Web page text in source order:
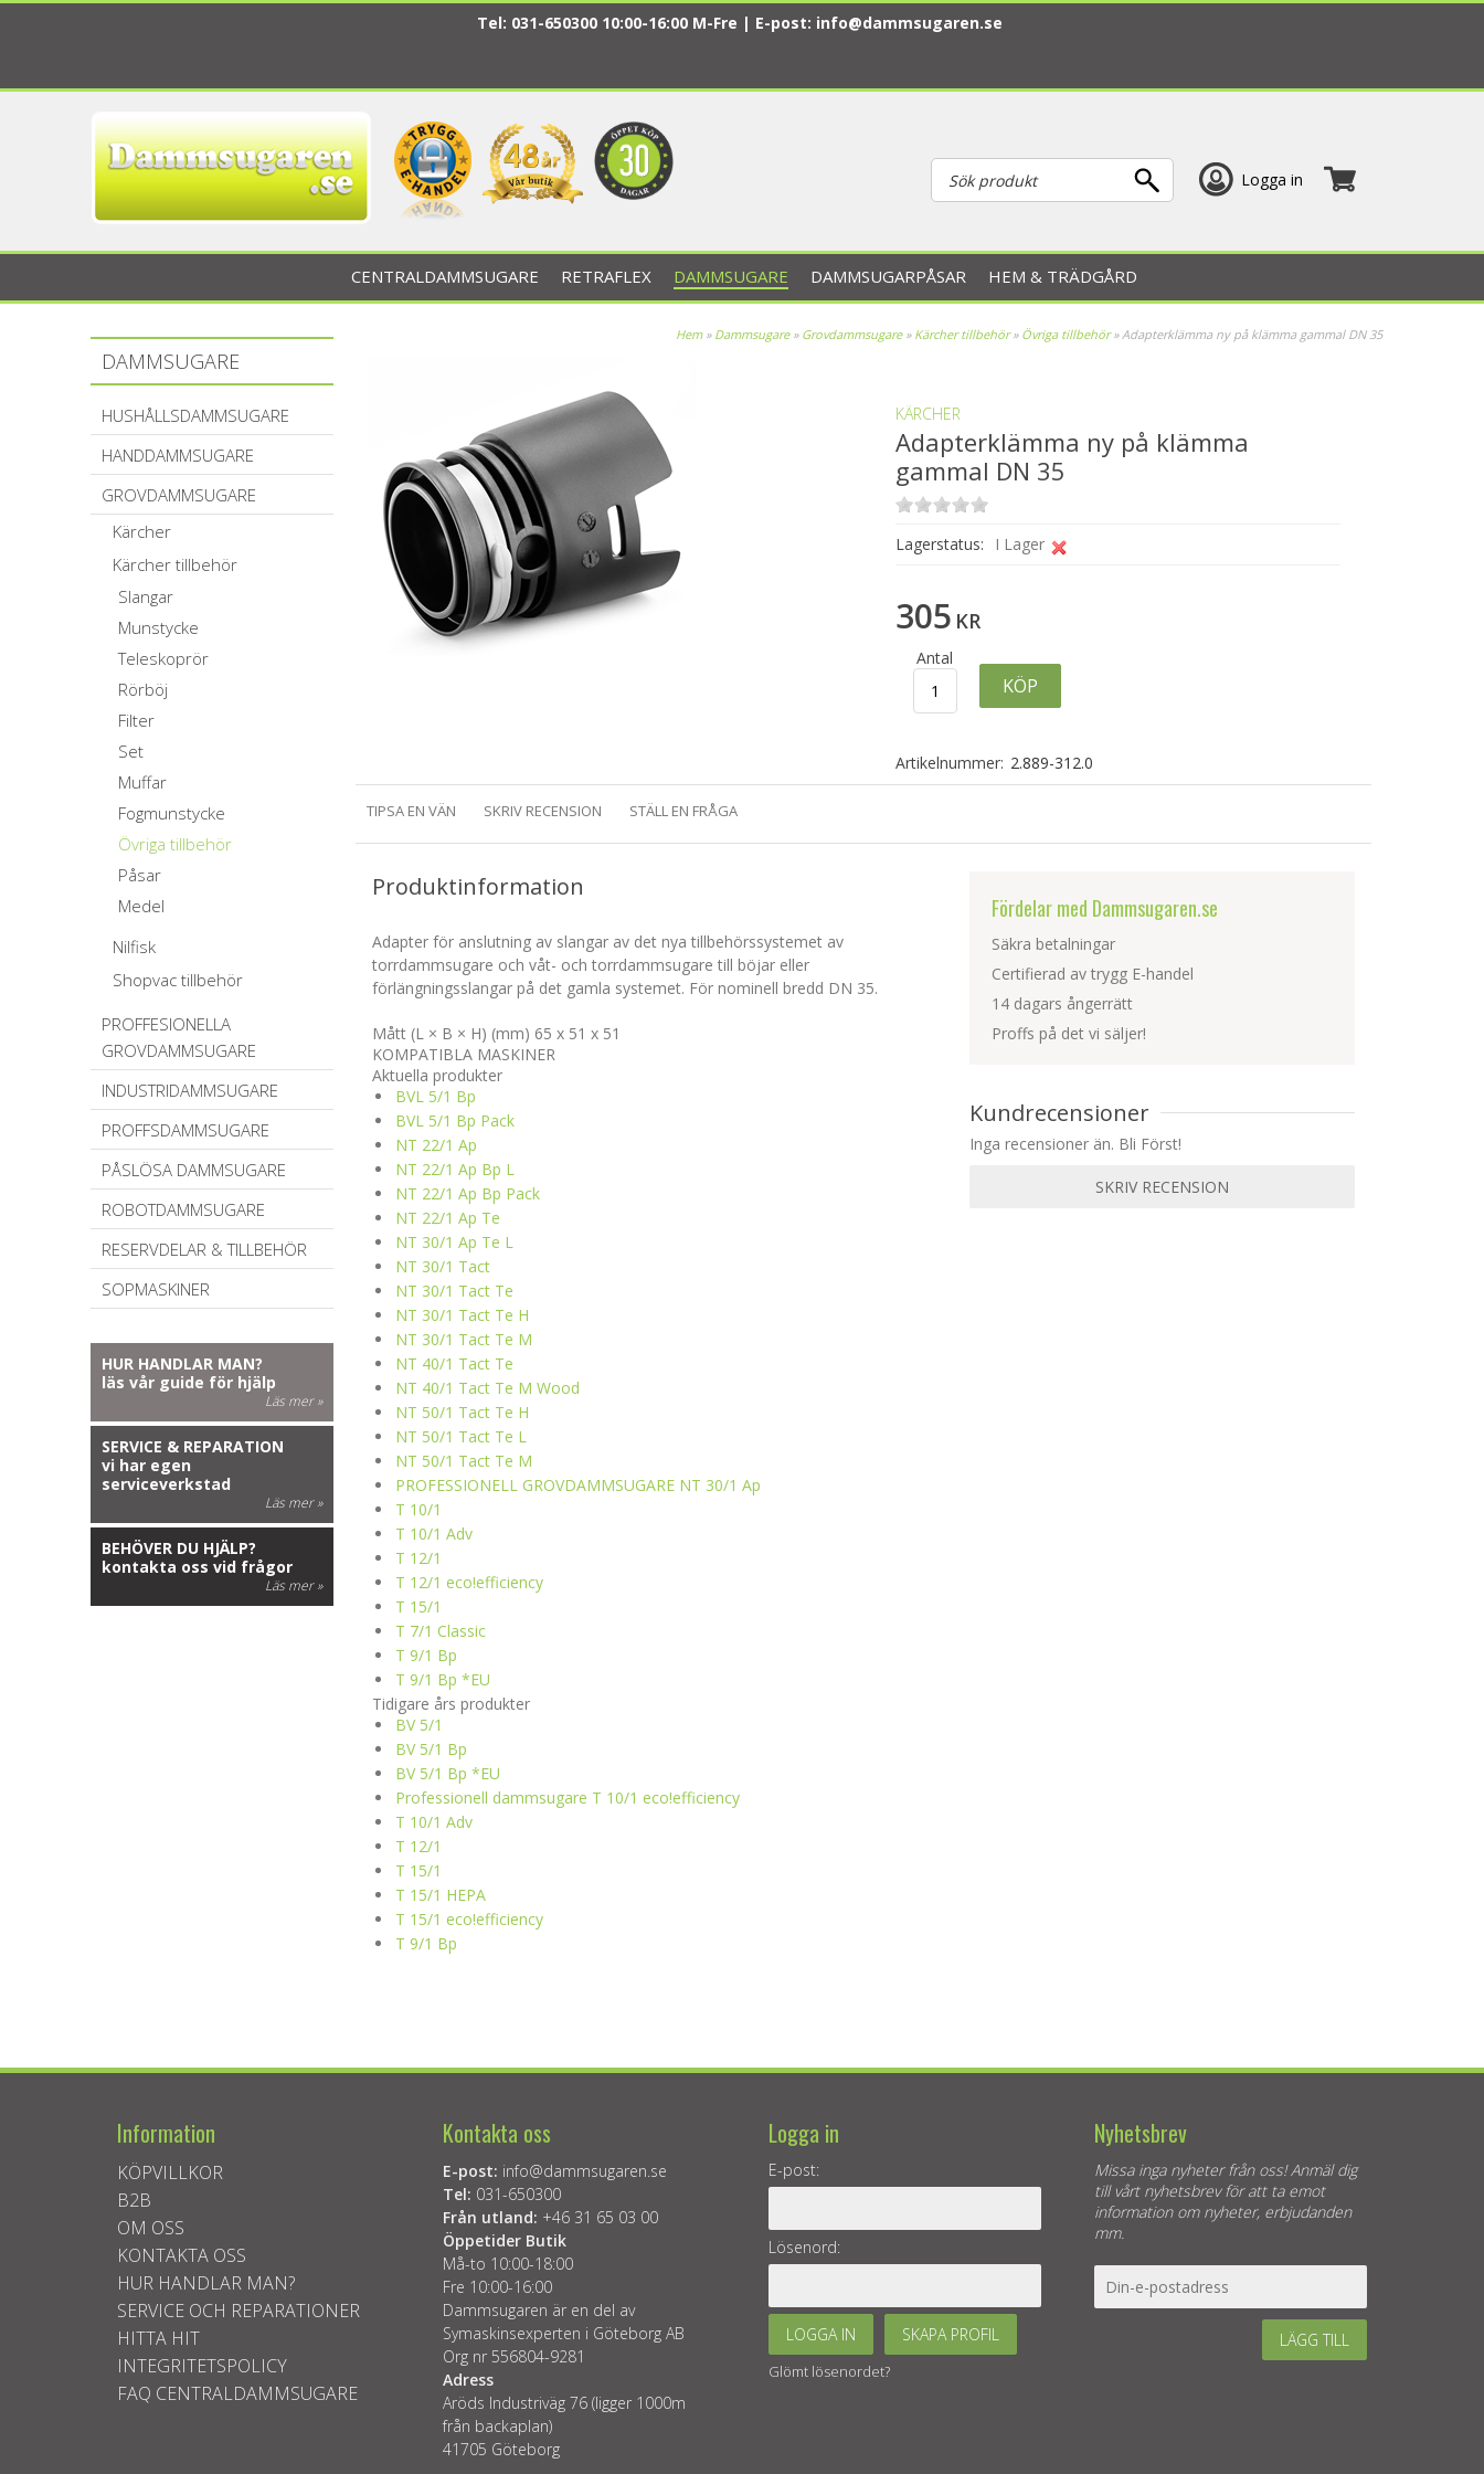
Tel: 031-650300 10:00-16:00 M-Fre | E-post: info@dammsugaren.se
Logga in
CENTRALDAMMSUGARE RETRAFLEX DAMMSUGARE DAMMSUGARPÅSAR HEM & TRÄDGÅRD
DAMMSUGARE
HUSHÅLLSDAMMSUGARE
HANDDAMMSUGARE
GROVDAMMSUGARE
Kärcher
Kärcher tillbehör
Slangar
Munstycke
Teleskoprör
Rörböj
Filter
Set
Muffar
Fogmunstycke
Övriga tillbehör
Påsar
Medel
Nilfisk
Shopvac tillbehör
PROFFESIONELLA
GROVDAMMSUGARE
INDUSTRIDAMMSUGARE
PROFFSDAMMSUGARE
PÅSLÖSA DAMMSUGARE
ROBOTDAMMSUGARE
RESERVDELAR & TILLBEHÖR
SOPMASKINER
HUR HANDLAR MAN?
läs vår guide för hjälp
Läs mer »
SERVICE & REPARATION
vi har egen
serviceverkstad
Läs mer »
BEHÖVER DU HJÄLP?
kontakta oss vid frågor
Läs mer »
Hem» Dammsugare» Grovdammsugare» Kärcher tillbehör» Övriga tillbehör»Adapterklämma ny på klämma gammal DN 35
KÄRCHER
Adapterklämma ny på klämma
gammal DN 35
Lagerstatus: I Lager
305 KR
Antal
KÖP
Artikelnummer: 2.889-312.0
TIPSA EN VÄN SKRIV RECENSION STÄLL EN FRÅGA
Produktinformation
Adapter för anslutning av slangar av det nya tillbehörssystemet av
torrdammsugare och våt- och torrdammsugare till böjar eller
förlängningsslangar på det gamla systemet. För nominell bredd DN 35.
Mått (L × B × H) (mm) 65 x 51 x 51
KOMPATIBLA MASKINER
Aktuella produkter
BVL 5/1 Bp
BVL 5/1 Bp Pack
NT 22/1 Ap
NT 22/1 Ap Bp L
NT 22/1 Ap Bp Pack
NT 22/1 Ap Te
NT 30/1 Ap Te L
NT 30/1 Tact
NT 30/1 Tact Te
NT 30/1 Tact Te H
NT 30/1 Tact Te M
NT 40/1 Tact Te
NT 40/1 Tact Te M Wood
NT 50/1 Tact Te H
NT 50/1 Tact Te L
NT 50/1 Tact Te M
PROFESSIONELL GROVDAMMSUGARE NT 30/1 Ap
T 10/1
T 10/1 Adv
T 12/1
T 12/1 eco!efficiency
T 15/1
T 7/1 Classic
T 9/1 Bp
T 9/1 Bp *EU
Tidigare års produkter
BV 5/1
BV 5/1 Bp
BV 5/1 Bp *EU
Professionell dammsugare T 10/1 eco!efficiency
T 10/1 Adv
T 12/1
T 15/1
T 15/1 HEPA
T 15/1 eco!efficiency
T 9/1 Bp
Fördelar med Dammsugaren.se
Säkra betalningar
Certifierad av trygg E-handel
14 dagars ångerrätt
Proffs på det vi säljer!
Kundrecensioner
Inga recensioner än. Bli Först!
SKRIV RECENSION
Information
KÖPVILLKOR
B2B
OM OSS
KONTAKTA OSS
HUR HANDLAR MAN?
SERVICE OCH REPARATIONER
HITTA HIT
INTEGRITETSPOLICY
FAQ CENTRALDAMMSUGARE
Kontakta oss
E-post: info@dammsugaren.se
Tel: 031-650300
Från utland: +46 31 65 03 00
Öppetider Butik
Må-to 10:00-18:00
Fre 10:00-16:00
Dammsugaren är en del av
Symaskinsexperten i Göteborg AB
Org nr 556804-9281
Adress
Aröds Industriväg 76 (ligger 1000m
från backaplan)
41705 Göteborg
Logga in
E-post:
Lösenord:
LOGGA IN SKAPA PROFIL
Glömt lösenordet?
Nyhetsbrev
Missa inga nyheter från oss! Anmäl dig
till vårt nyhetsbrev för att ta emot
information om nyheter, erbjudanden
mm.
LÄGG TILL